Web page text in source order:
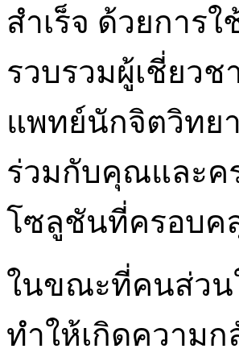
สำเร็จ ด้วยการ
รวบรวมผู้เชี่ยว
แพทย์นักจิตวิทย
ร่วมกับคุณและค
โซลูชันที่ครอบค
ในขณะที่คนส่วน
ทำให้เกิดความ